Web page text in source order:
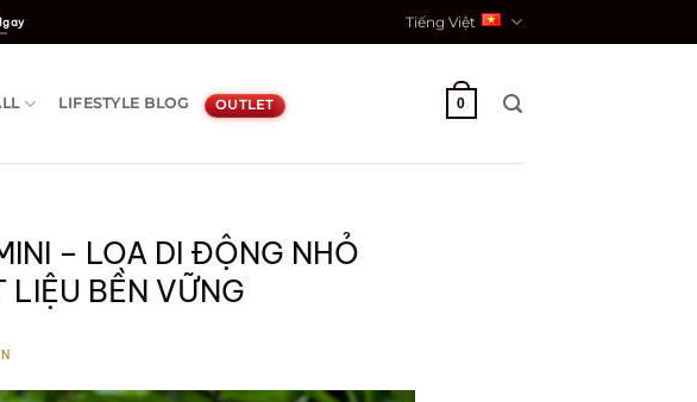
Tiếng Việt
LIFESTYLE BLOG OUTLET 0
– LOA DI ĐỘNG NHỎ
BỀN VỮNG